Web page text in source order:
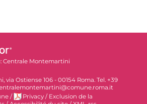
Centrale Montemartini
Ostiense 106 - 00154 Roma. Tel. +39
/ Privacy / Exclusion de la